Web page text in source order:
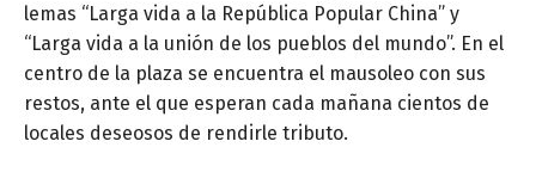
lemas “Larga vida a la República Popular China” y
“Larga vida a la unión de los pueblos del mundo”. En el
centro de la plaza se encuentra el mausoleo con sus
restos, ante el que esperan cada mañana cientos de
locales deseosos de rendirle tributo.